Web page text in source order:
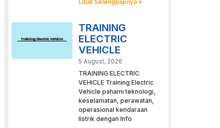
Lihat Selengkapnya »
TRAINING
ELECTRIC
VEHICLE
5 August, 2026
TRAINING ELECTRIC
VEHICLE Training Electric
Vehicle pahami teknologi,
keselamatan, perawatan,
operasional kendaraan
listrik dengan Info